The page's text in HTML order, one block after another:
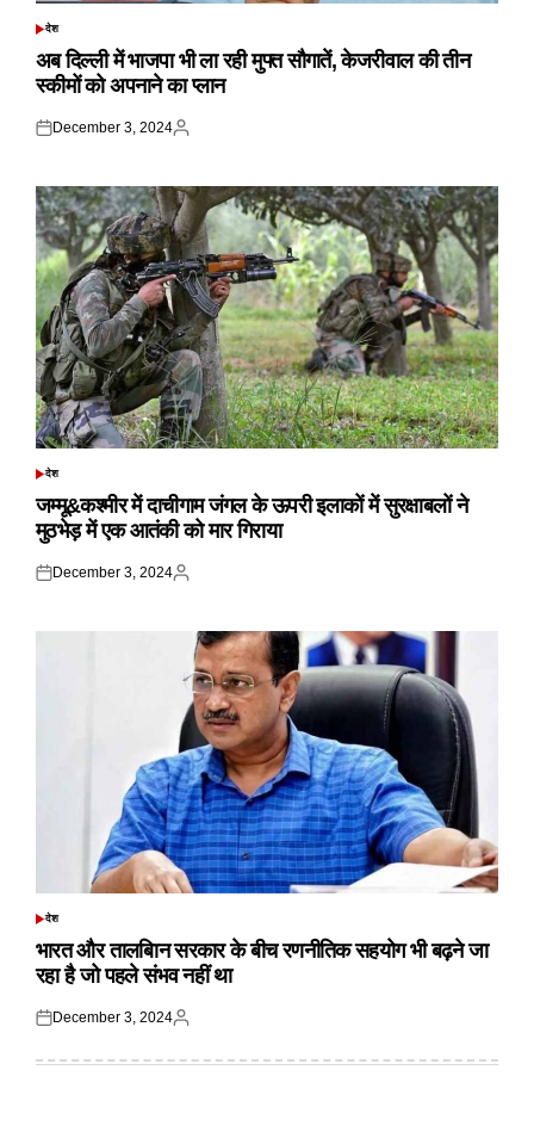
POSTED
देश
अब दिल्ली में भाजपा भी ला रही मुफ्त सौगातें, केजरीवाल की तीन
स्कीमों को अपनाने का प्लान
Posted
December 3, 2024
Posted
POSTED
देश
जम्मू&कश्मीर में दाचीगाम जंगल के ऊपरी इलाकों में सुरक्षाबलों ने
मुठभेड़ में एक आतंकी को मार गिराया
Posted
December 3, 2024
Posted
POSTED
देश
भारत और तालबिान सरकार के बीच रणनीतिक सहयोग भी बढ़ने जा
रहा है जो पहले संभव नहीं था
Posted
December 3, 2024
Posted